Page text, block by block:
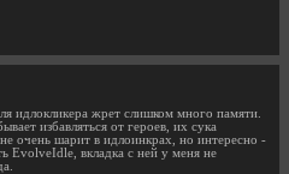
идлокликера жрет слишком много памяти.
избавляться от героев, их сука
очень шарит в идлоинкрах, но интересно -
EvolveIdle, вкладка с ней у меня не